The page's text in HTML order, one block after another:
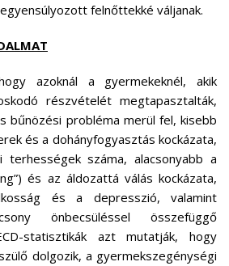
felnőttekké váljanak.
azoknál a gyermekeknél, akik
részvételét megtapasztalták,
bűnözési probléma merül fel, kisebb
és a dohányfogyasztás kockázata,
száma, alacsonyabb a
és az áldozattá válás kockázata,
és a depresszió, valamint
önbecsüléssel összefüggő
statisztikák azt mutatják, hogy
dolgozik, a gyermekszegénységi